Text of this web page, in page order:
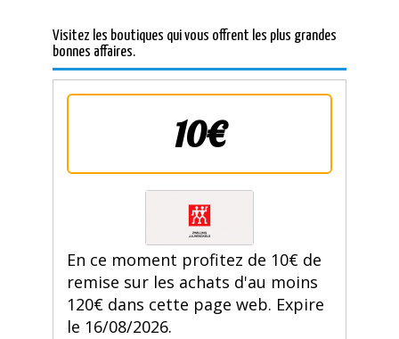
Visitez les boutiques qui vous offrent les plus grandes
bonnes affaires.
10€
En ce moment profitez de 10€ de
remise sur les achats d'au moins
120€ dans cette page web. Expire
le 16/08/2026.